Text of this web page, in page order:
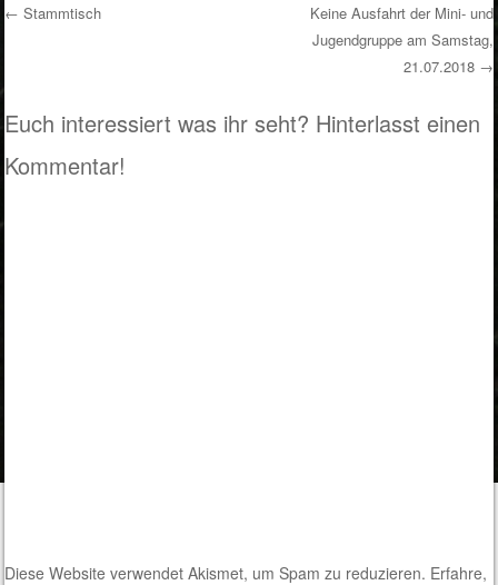
← Stammtisch
Keine Ausfahrt der Mini- und
Jugendgruppe am Samstag,
21.07.2018 →
Euch interessiert was ihr seht? Hinterlasst einen
Kommentar!
Diese Website verwendet Akismet, um Spam zu reduzieren. Erfahre,